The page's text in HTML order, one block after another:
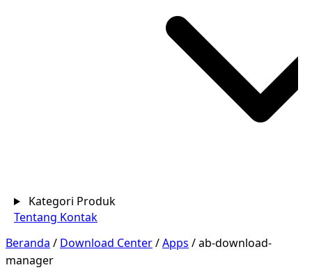
Kategori Produk
Tentang Kontak
Beranda / Download Center/Apps /ab-download-
manager